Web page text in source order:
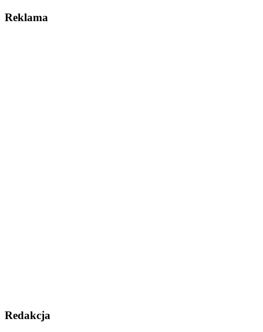
Reklama
Redakcja